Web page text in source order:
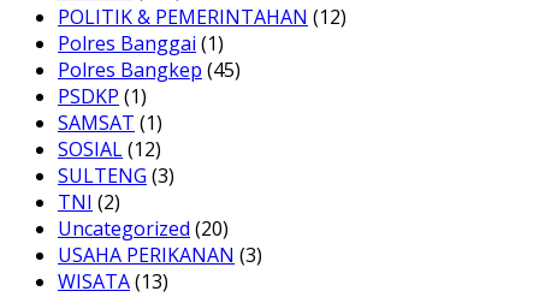
POLITIK & PEMERINTAHAN (12)
Polres Banggai (1)
Polres Bangkep (45)
PSDKP (1)
SAMSAT (1)
SOSIAL(12)
SULTENG (3)
TNI (2)
Uncategorized (20)
USAHA PERIKANAN (3)
WISATA(13)